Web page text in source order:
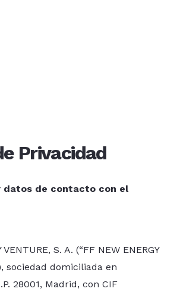
Privacidad
datos de contacto con el
VENTURE, S. A. (“FF NEW ENERGY
sociedad domiciliada en
28001, Madrid, con CIF